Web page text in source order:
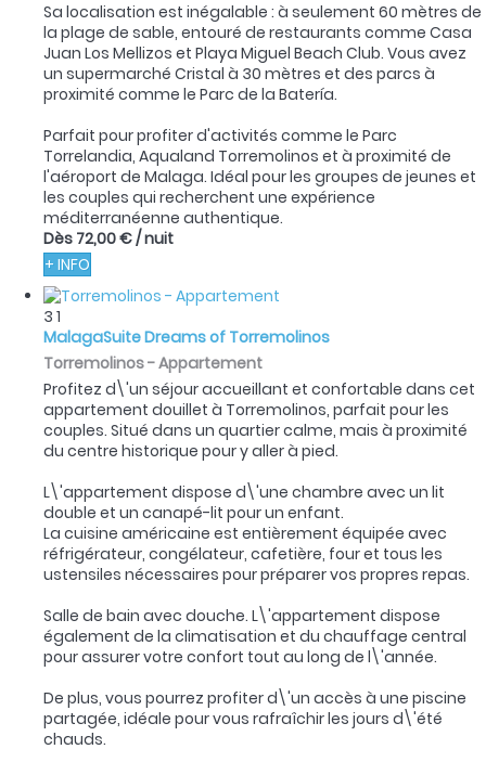
Sa localisation est inégalable : à seulement 60 mètres de
la plage de sable, entouré de restaurants comme Casa
Juan Los Mellizos et Playa Miguel Beach Club. Vous avez
un supermarché Cristal à 30 mètres et des parcs à
proximité comme le Parc de la Batería.
Parfait pour profiter d'activités comme le Parc
Torrelandia, Aqualand Torremolinos et à proximité de
l'aéroport de Malaga. Idéal pour les groupes de jeunes et
les couples qui recherchent une expérience
méditerranéenne authentique.
Dès 72,00 €/ nuit
+ INFO
3 1
MalagaSuite Dreams of Torremolinos
Torremolinos -Appartement
Profitez d\'un séjour accueillant et confortable dans cet
appartement douillet à Torremolinos, parfait pour les
couples. Situé dans un quartier calme, mais à proximité
du centre historique pour y aller à pied.
L\'appartement dispose d\'une chambre avec un lit
double et un canapé-lit pour un enfant.
La cuisine américaine est entièrement équipée avec
réfrigérateur, congélateur, cafetière, four et tous les
ustensiles nécessaires pour préparer vos propres repas.
Salle de bain avec douche. L\'appartement dispose
également de la climatisation et du chauffage central
pour assurer votre confort tout au long de l\'année.
De plus, vous pourrez profiter d\'un accès à une piscine
partagée, idéale pour vous rafraîchir les jours d\'été
chauds.